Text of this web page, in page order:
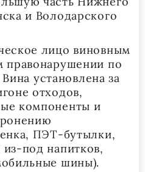
и Володарского
лицо виновным
правонарушении по
установлена за
отходов,
компоненты и
ПЭТ-бутылки,
под напитков,
шины).